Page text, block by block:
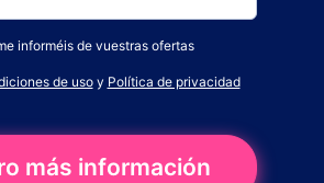
informéis de vuestras ofertas
de usoy Política de privacidad
más información